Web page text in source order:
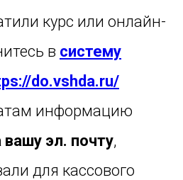
курс или онлайн-
в систему
do.vshda.ru/
информацию
вашу эл. почту,
для кассового